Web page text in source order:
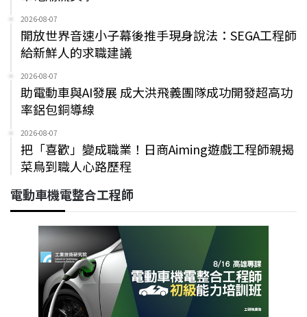
2026-08-07
開放世界音速小子幕後推手現身說法：SEGA工程師
給新鮮人的求職建議
2026-08-07
助電動車與AI發展 成大洪飛義團隊成功開發超高功
率鋁包銅導線
2026-08-07
把「喜歡」變成職業！日商Aiming遊戲工程師親揭
菜鳥到職人心路歷程
電動車機電整合工程師